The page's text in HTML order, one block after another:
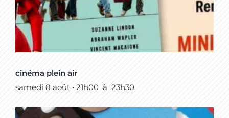
cinéma plein air
samedi 8 août • 21h00 à 23h30